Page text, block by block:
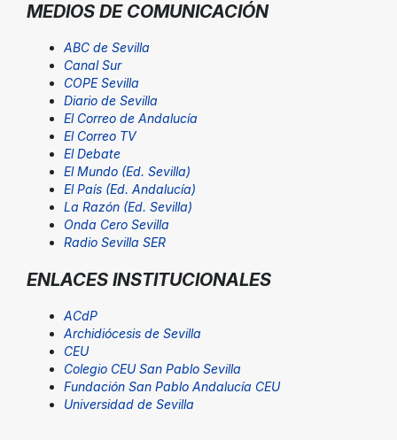
MEDIOS DE COMUNICACIÓN
ABC de Sevilla
Canal Sur
COPE Sevilla
Diario de Sevilla
El Correo de Andalucía
El Correo TV
El Debate
El Mundo (Ed. Sevilla)
El País (Ed. Andalucía)
La Razón (Ed. Sevilla)
Onda Cero Sevilla
Radio Sevilla SER
ENLACES INSTITUCIONALES
ACdP
Archidiócesis de Sevilla
CEU
Colegio CEU San Pablo Sevilla
Fundación San Pablo Andalucía CEU
Universidad de Sevilla